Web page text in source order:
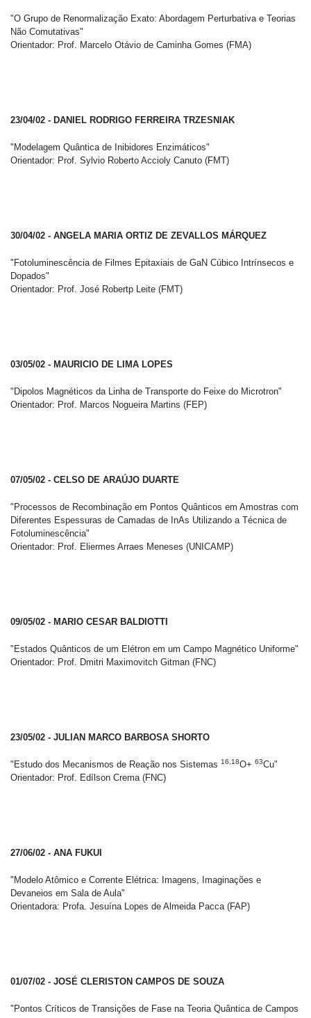
"O Grupo de Renormalização Exato: Abordagem Perturbativa e Teorias
Não Comutativas"
Orientador: Prof. Marcelo Otávio de Caminha Gomes (FMA)
23/04/02 - DANIEL RODRIGO FERREIRA TRZESNIAK
"Modelagem Quântica de Inibidores Enzimáticos"
Orientador: Prof. Sylvio Roberto Accioly Canuto (FMT)
30/04/02 - ANGELA MARIA ORTIZ DE ZEVALLOS MÁRQUEZ
"Fotoluminescência de Filmes Epitaxiais de GaN Cúbico Intrínsecos e
Dopados"
Orientador: Prof. José Robertp Leite (FMT)
03/05/02 - MAURICIO DE LIMA LOPES
"Dipolos Magnéticos da Linha de Transporte do Feixe do Microtron"
Orientador: Prof. Marcos Nogueira Martins (FEP)
07/05/02 - CELSO DE ARAÚJO DUARTE
"Processos de Recombinação em Pontos Quânticos em Amostras com
Diferentes Espessuras de Camadas de InAs Utilizando a Técnica de
Fotoluminescência"
Orientador: Prof. Eliermes Arraes Meneses (UNICAMP)
09/05/02 - MARIO CESAR BALDIOTTI
"Estados Quânticos de um Elétron em um Campo Magnético Uniforme"
Orientador: Prof. Dmitri Maximovitch Gitman (FNC)
23/05/02 - JULIAN MARCO BARBOSA SHORTO
"Estudo dos Mecanismos de Reação nos Sistemas 16,18O+ 63Cu"
Orientador: Prof. Edílson Crema (FNC)
27/06/02 - ANA FUKUI
"Modelo Atômico e Corrente Elétrica: Imagens, Imaginações e
Devaneios em Sala de Aula"
Orientadora: Profa. Jesuína Lopes de Almeida Pacca (FAP)
01/07/02 - JOSÉ CLERISTON CAMPOS DE SOUZA
"Pontos Críticos de Transições de Fase na Teoria Quântica de Campos